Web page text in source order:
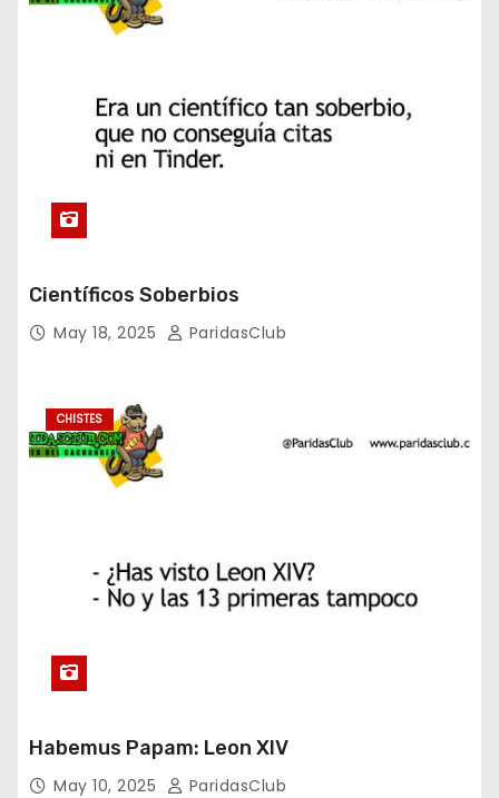
Científicos Soberbios
May 18, 2025 ParidasClub
CHISTES
Habemus Papam: Leon XIV
May 10, 2025 ParidasClub